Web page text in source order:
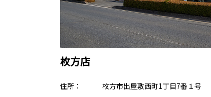
枚方店
住所： 枚方市出屋敷西町1丁目7番１号